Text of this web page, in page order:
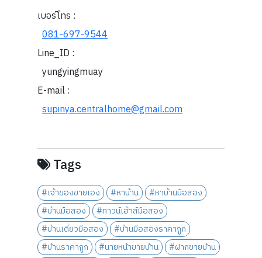
เบอร์โทร :
081-697-9544
Line_ID :
yungyingmuay
E-mail :
supinya.centralhome@gmail.com
Tags
#เจ้าของขายเอง #หาบ้าน
#หาบ้านมือสอง
#บ้านมือสอง
#ทาวน์เฮ้าส์มือสอง
#บ้านเดี่ยวมือสอง
#บ้านมือสองราคาถูก
#บ้านราคาถูก
#นายหน้าขายบ้าน
#ฝากขายบ้าน